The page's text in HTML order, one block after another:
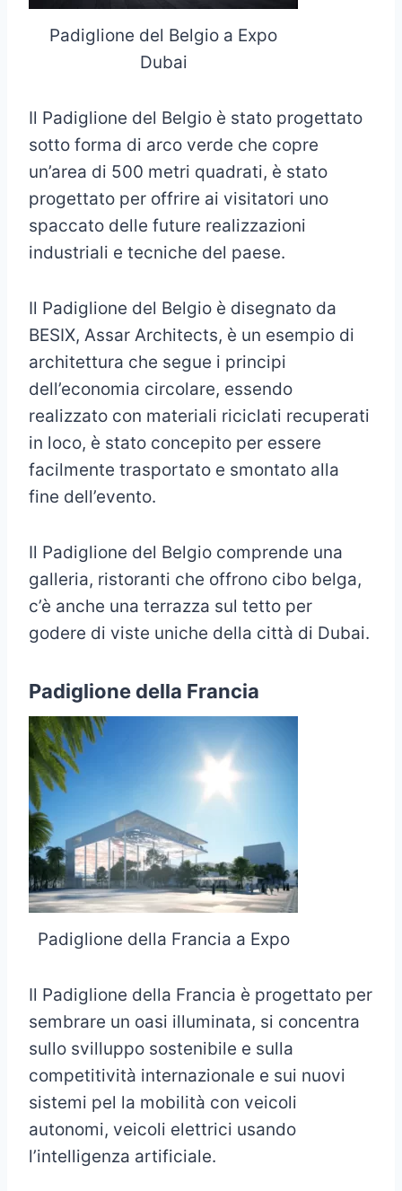
Padiglione del Belgio a Expo
Dubai
Il Padiglione del Belgio è stato progettato
sotto forma di arco verde che copre
un’area di 500 metri quadrati, è stato
progettato per offrire ai visitatori uno
spaccato delle future realizzazioni
industriali e tecniche del paese.
Il Padiglione del Belgio è disegnato da
BESIX, Assar Architects, è un esempio di
architettura che segue i principi
dell’economia circolare, essendo
realizzato con materiali riciclati recuperati
in loco, è stato concepito per essere
facilmente trasportato e smontato alla
fine dell’evento.
Il Padiglione del Belgio comprende una
galleria, ristoranti che offrono cibo belga,
c’è anche una terrazza sul tetto per
godere di viste uniche della città di Dubai.
Padiglione della Francia
Padiglione della Francia a Expo
Il Padiglione della Francia è progettato per
sembrare un oasi illuminata, si concentra
sullo svilluppo sostenibile e sulla
competitività internazionale e sui nuovi
sistemi pel la mobilità con veicoli
autonomi, veicoli elettrici usando
l’intelligenza artificiale.